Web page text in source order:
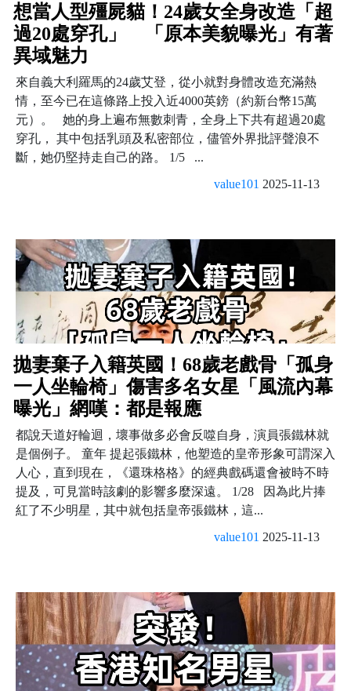
想當人型殭屍貓！24歲女全身改造「超
過20處穿孔」 「原本美貌曝光」有著
異域魅力
來自義大利羅馬的24歲艾登，從小就對身體改造充滿熱
情，至今已在這條路上投入近4000英鎊（約新台幣15萬
元）。 她的身上遍布無數刺青，全身上下共有超過20處
穿孔， 其中包括乳頭及私密部位，儘管外界批評聲浪不
斷，她仍堅持走自己的路。 1/5 ...
value101 2025-11-13
拋妻棄子入籍英國！68歲老戲骨「孤身
一人坐輪椅」傷害多名女星「風流內幕
曝光」網嘆：都是報應
都說天道好輪迴，壞事做多必會反噬自身，演員張鐵林就
是個例子。 童年 提起張鐵林，他塑造的皇帝形象可謂深入
人心，直到現在，《還珠格格》的經典戲碼還會被時不時
提及，可見當時該劇的影響多麼深遠。 1/28 因為此片捧
紅了不少明星，其中就包括皇帝張鐵林，這...
value101 2025-11-13